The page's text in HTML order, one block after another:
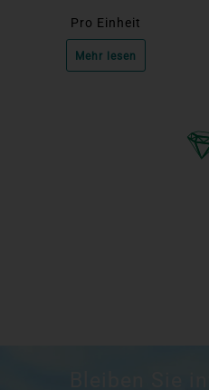
Pro Einheit
Mehr lesen